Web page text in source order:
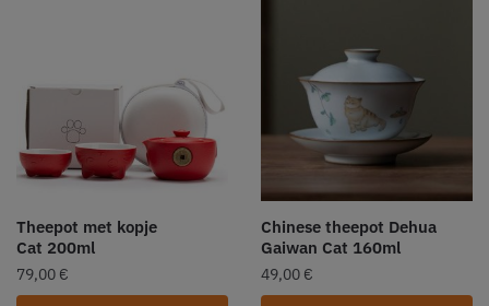
Theepot met kopje
Cat 200ml
79,00 €
Chinese theepot Dehua
Gaiwan Cat 160ml
49,00 €